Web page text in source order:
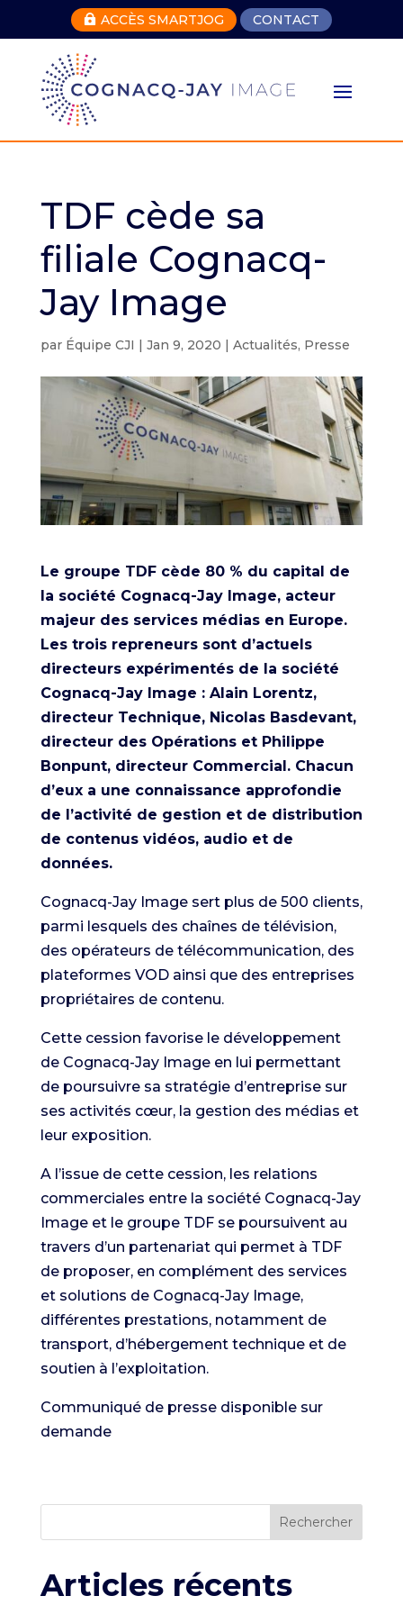
 ACCÈS SMARTJOG CONTACT
TDF cède sa
filiale Cognacq-
Jay Image
par Équipe CJI | Jan 9, 2020 | Actualités, Presse
Le groupe TDF cède 80 % du capital de
la société Cognacq-Jay Image, acteur
majeur des services médias en Europe.
Les trois repreneurs sont d’actuels
directeurs expérimentés de la société
Cognacq-Jay Image : Alain Lorentz,
directeur Technique, Nicolas Basdevant,
directeur des Opérations et Philippe
Bonpunt, directeur Commercial. Chacun
d’eux a une connaissance approfondie
de l’activité de gestion et de distribution
de contenus vidéos, audio et de
données.
Cognacq-Jay Image sert plus de 500 clients,
parmi lesquels des chaînes de télévision,
des opérateurs de télécommunication, des
plateformes VOD ainsi que des entreprises
propriétaires de contenu.
Cette cession favorise le développement
de Cognacq-Jay Image en lui permettant
de poursuivre sa stratégie d’entreprise sur
ses activités cœur, la gestion des médias et
leur exposition.
A l’issue de cette cession, les relations
commerciales entre la société Cognacq-Jay
Image et le groupe TDF se poursuivent au
travers d’un partenariat qui permet à TDF
de proposer, en complément des services
et solutions de Cognacq-Jay Image,
différentes prestations, notamment de
transport, d’hébergement technique et de
soutien à l’exploitation.
Communiqué de presse disponible sur
demande
Rechercher
Articles récents